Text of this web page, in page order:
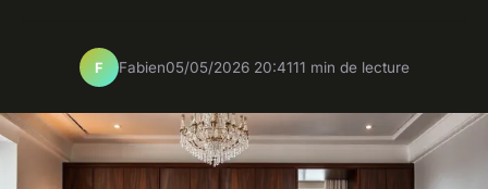
F Fabien05/05/2026 20:4111 min de lecture